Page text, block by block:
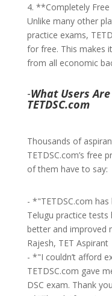
4. **Completely
Unlike many other
practice exams,
for free. This makes
from all economic
-What Users
TETDSC.com
Thousands of
TETDSC.com’s free
of them have to say:
- *"TETDSC.com
Telugu practice
better and improved
Rajesh, TET Aspirant
- *"I couldn’t afford
TETDSC.com gave
DSC exam. Thank